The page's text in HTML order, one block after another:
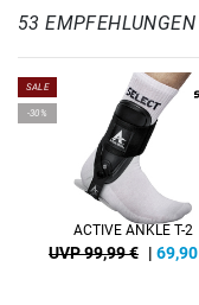
53 EMPFEHLUNGEN
SALE
-30%
ACTIVE ANKLE T-2
UVP 99,99 € | 69,90